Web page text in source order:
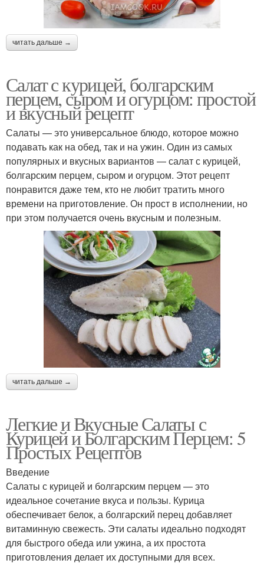
читать дальше →
Салат с курицей, болгарским
перцем, сыром и огурцом: простой
и вкусный рецепт
Салаты — это универсальное блюдо, которое можно
подавать как на обед, так и на ужин. Один из самых
популярных и вкусных вариантов — салат с курицей,
болгарским перцем, сыром и огурцом. Этот рецепт
понравится даже тем, кто не любит тратить много
времени на приготовление. Он прост в исполнении, но
при этом получается очень вкусным и полезным.
читать дальше →
Легкие и Вкусные Салаты с
Курицей и Болгарским Перцем: 5
Простых Рецептов
Введение
Салаты с курицей и болгарским перцем — это
идеальное сочетание вкуса и пользы. Курица
обеспечивает белок, а болгарский перец добавляет
витаминную свежесть. Эти салаты идеально подходят
для быстрого обеда или ужина, а их простота
приготовления делает их доступными для всех.